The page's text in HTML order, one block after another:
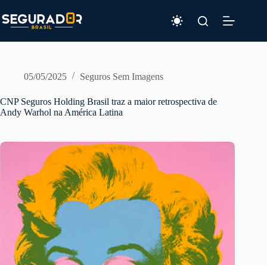
para
o
05/05/2025 Seguros Sem Imagens
CNP Seguros Holding Brasil traz a maior retrospectiva de
Andy Warhol na América Latina